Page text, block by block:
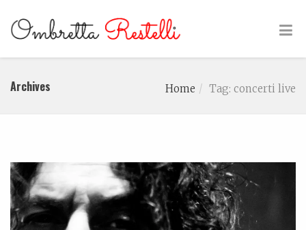
Archives Home Tag: concerti live